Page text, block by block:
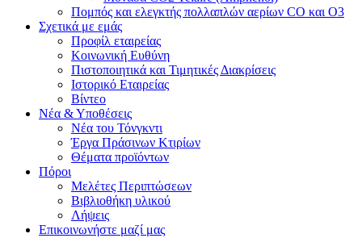
Πομπός και ελεγκτής πολλαπλών αερίων CO και O3
Σχετικά με εμάς
Προφίλ εταιρείας
Κοινωνική Ευθύνη
Πιστοποιητικά και Τιμητικές Διακρίσεις
Ιστορικό Εταιρείας
Βίντεο
Νέα & Υποθέσεις
Νέα του Τόνγκντι
Έργα Πράσινων Κτιρίων
Θέματα προϊόντων
Πόροι
Μελέτες Περιπτώσεων
Βιβλιοθήκη υλικού
Λήψεις
Επικοινωνήστε μαζί μας